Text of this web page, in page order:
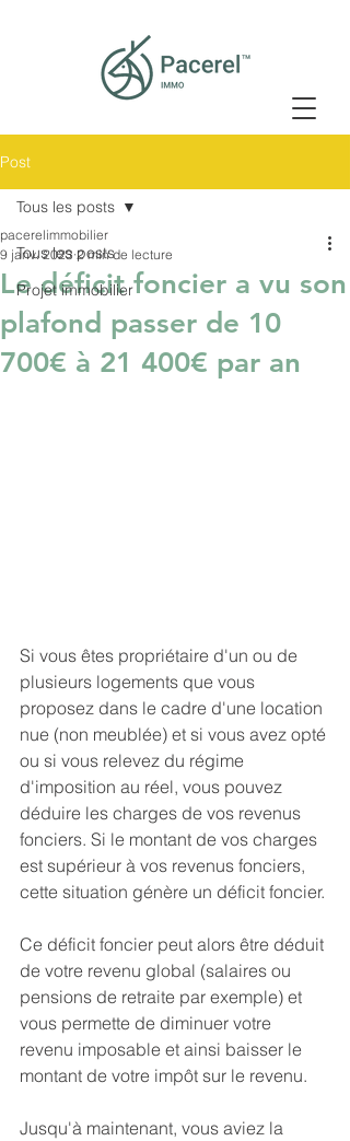
Post
Tous les posts
Projet immobilier
Tous les posts
Le déficit foncier a vu son
plafond passer de 10
700€ à 21 400€ par an
pacerelimmobilier
9 janv. 2023 2 min de lecture
Si vous êtes propriétaire d'un ou de
plusieurs logements que vous
proposez dans le cadre d'une location
nue (non meublée) et si vous avez opté
ou si vous relevez du régime
d'imposition au réel, vous pouvez
déduire les charges de vos revenus
fonciers. Si le montant de vos charges
est supérieur à vos revenus fonciers,
cette situation génère un déficit foncier.
Ce déficit foncier peut alors être déduit
de votre revenu global (salaires ou
pensions de retraite par exemple) et
vous permette de diminuer votre
revenu imposable et ainsi baisser le
montant de votre impôt sur le revenu.
Jusqu'à maintenant, vous aviez la